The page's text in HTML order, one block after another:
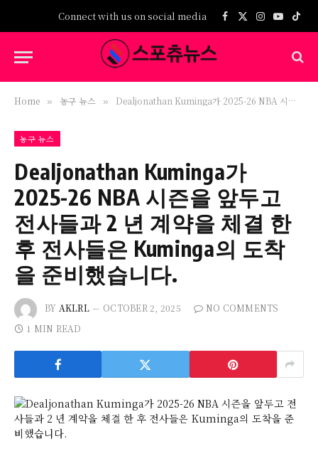
Connect with us on social media Facebook
X
Instagram
Home » 농구 뉴스 » Dealjonathan Kuminga가 2025-26 NBA 시즌을 앞두고 전사들과 2 년 계약을 체결 한 후 전사들은 Kuminga의 도착을 준비했습니다.
농구 뉴스
Dealjonathan Kuminga가
2025-26 NBA 시즌을 앞두고
전사들과 2 년 계약을 체결 한
후 전사들은 Kuminga의 도착
을 준비했습니다.
BY AKLRL OCTOBER 2, 2025
NO COMMENTS
1 MIN READ